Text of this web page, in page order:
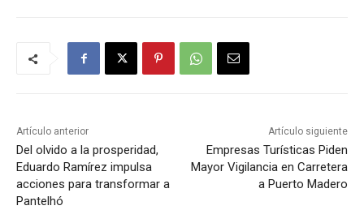
Artículo anterior
Del olvido a la prosperidad,
Eduardo Ramírez impulsa
acciones para transformar a
Pantelhó
Artículo siguiente
Empresas Turísticas Piden
Mayor Vigilancia en Carretera
a Puerto Madero